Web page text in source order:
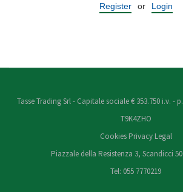
Register or Login
Tasse Trading Srl - Capitale sociale € 353.750 i.v. -
T9K4ZHO
Cookies Privacy Legal
Piazzale della Resistenza 3, Scandicci
Tel: 055 7770219